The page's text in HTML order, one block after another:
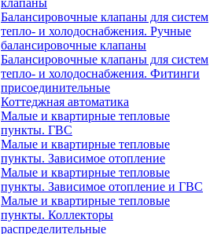
клапаны
Балансировочные клапаны для систем
тепло- и холодоснабжения. Ручные
балансировочные клапаны
Балансировочные клапаны для систем
тепло- и холодоснабжения. Фитинги
присоединительные
Коттеджная автоматика
Малые и квартирные тепловые
пункты. ГВС
Малые и квартирные тепловые
пункты. Зависимое отопление
Малые и квартирные тепловые
пункты. Зависимое отопление и ГВС
Малые и квартирные тепловые
пункты. Коллекторы
распределительные